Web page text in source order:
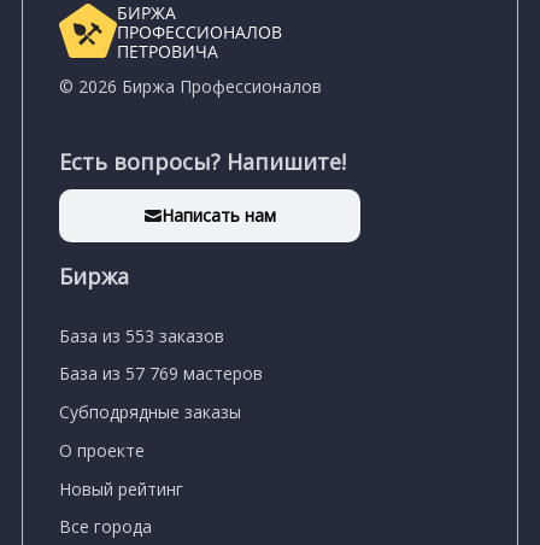
БИРЖА
ПРОФЕССИОНАЛОВ
ПЕТРОВИЧА
© 2026 Биржа Профессионалов
Есть вопросы? Напишите!
Написать нам
Биржа
База из 553 заказов
База из 57 769 мастеров
Субподрядные заказы
О проекте
Новый рейтинг
Все города